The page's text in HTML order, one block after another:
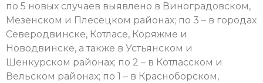
по 5 новых случаев выявлено в Виноградовском,
Мезенском и Плесецком районах; по 3 – в городах
Северодвинске, Котласе, Коряжме и
Новодвинске, а также в Устьянском и
Шенкурском районах; по 2 – в Котласском и
Вельском районах; по 1 – в Красноборском,